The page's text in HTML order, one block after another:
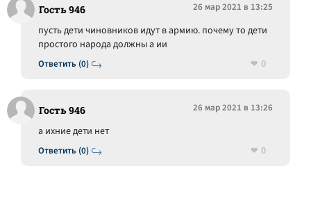
Гость 946 26 мар 2021 в 13:25
Ответить (0)
пусть дети чиновников идут в армию. почему то дети
простого народа должны а ии
0
Гость 946 26 мар 2021 в 13:26
Ответить (0)
а ихние дети нет
0